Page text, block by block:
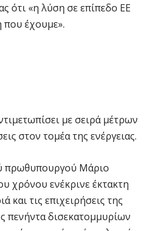
ότι «η λύση σε επίπεδο ΕΕ
που έχουμε».
με σειρά μέτρων
στον τομέα της ενέργειας.
πρωθυπουργού Μάριο
χρόνου ενέκρινε έκτακτη
και τις επιχειρήσεις της
πενήντα δισεκατομμυρίων